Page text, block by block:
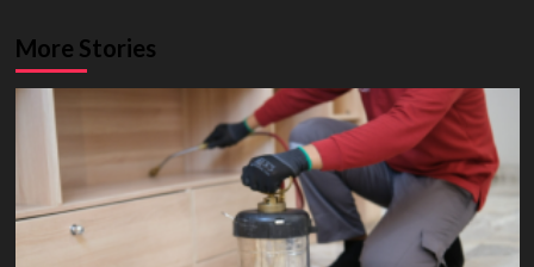
More Stories